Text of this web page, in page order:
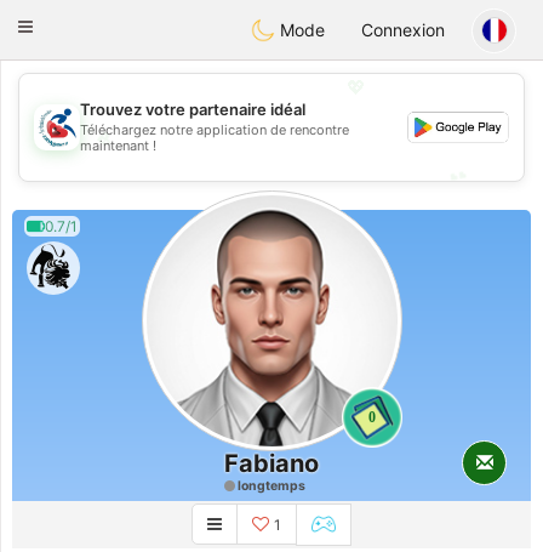
Handi Space
Toggle
Mode Connexion
💖
💕
Trouvez votre partenaire idéal
Téléchargez notre application de rencontre
maintenant !
0.7/1
0
Fabiano
longtemps
1